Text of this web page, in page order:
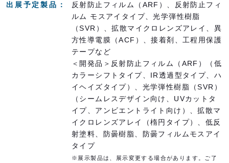
出展予定製品
反射防止フィルム（ARF）、反射防止フィ
ルム モスアイタイプ、光学弾性樹脂
（SVR）、拡散マイクロレンズアレイ、異
方性導電膜（ACF）、接着剤、工程用保護
テープなど
＜開発品＞反射防止フィルム（ARF）（低
カラーシフトタイプ、IR透過型タイプ、ハ
イヘイズタイプ）、光学弾性樹脂（SVR）
（シームレスデザイン向け、UVカットタ
イプ、アンビエントライト向け）、拡散マ
イクロレンズアレイ（楕円タイプ）、低反
射塗料、防曇樹脂、防曇フィルムモスアイ
タイプ
※展示製品は、展示変更する場合があります。ご了